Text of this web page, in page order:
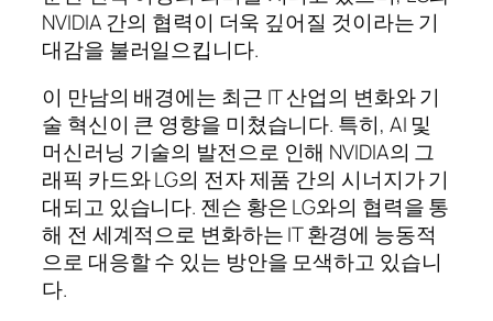
NVIDIA 간의 협력이 더욱 깊어질 것이라는 기
대감을 불러일으킵니다.
이 만남의 배경에는 최근 IT 산업의 변화와 기
술 혁신이 큰 영향을 미쳤습니다. 특히, AI 및
머신러닝 기술의 발전으로 인해 NVIDIA의 그
래픽 카드와 LG의 전자 제품 간의 시너지가 기
대되고 있습니다. 젠슨 황은 LG와의 협력을 통
해 전 세계적으로 변화하는 IT 환경에 능동적
으로 대응할 수 있는 방안을 모색하고 있습니
다.